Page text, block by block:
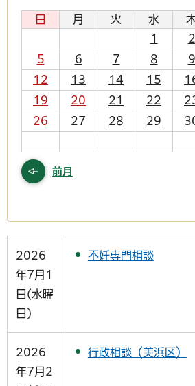
日 月 火 水
1
2
5
6 7 8 9
12
13 14 15
19
20 21 22
26
27 28 29
前月
2026
年7月1
日(水曜
日)
不妊専門相談
2026
年7月2
行政相談（美浜区）